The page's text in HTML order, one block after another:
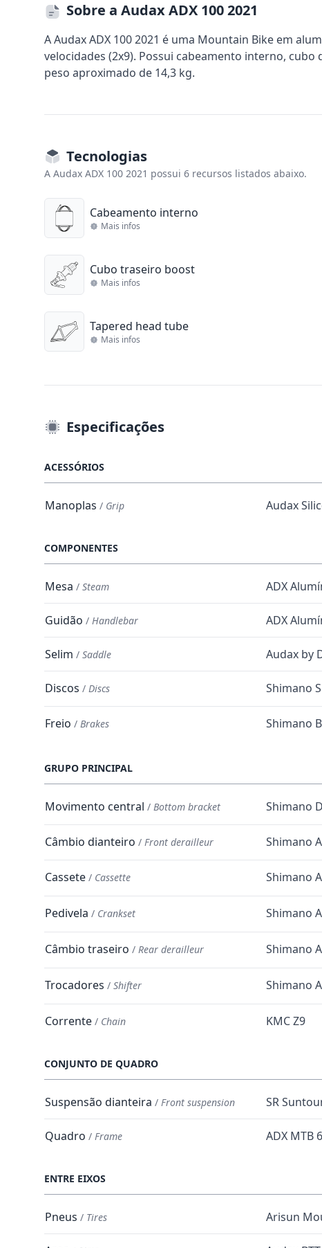
Sobre a Audax ADX 100 2021
A Audax ADX 100 2021 é uma Mountain Bike em
velocidades (2x9). Possui cabeamento interno,
peso aproximado de 14,3 kg.
Tecnologias
A Audax ADX 100 2021 possui 6 recursos listados abaixo.
Cabeamento interno
Mais infos
Cubo traseiro boost
Mais infos
Tapered head tube
Mais infos
Especificações
ACESSÓRIOS
Manoplas / Grip Audax
COMPONENTES
Mesa / Steam ADX
Guidão / Handlebar ADX
Selim / Saddle Audax by
Discos / Discs Shimano
Freio / Brakes Shimano
GRUPO PRINCIPAL
Movimento central / Bottom bracket Shimano
Câmbio dianteiro / Front derailleur Shimano
Cassete / Cassette Shimano
Pedivela / Crankset Shimano
Câmbio traseiro / Rear derailleur Shimano
Trocadores / Shifter Shimano
Corrente / Chain KMC Z9
CONJUNTO DE QUADRO
Suspensão dianteira / Front suspension SR
Quadro / Frame ADX MTB
ENTRE EIXOS
Pneus / Tires Arisun